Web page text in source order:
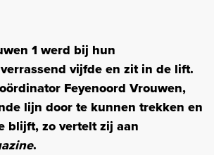
1 werd bij hun
vijfde en zit in de lift.
Feyenoord Vrouwen,
lijn door te kunnen trekken en
blijft, zo vertelt zij aan
.